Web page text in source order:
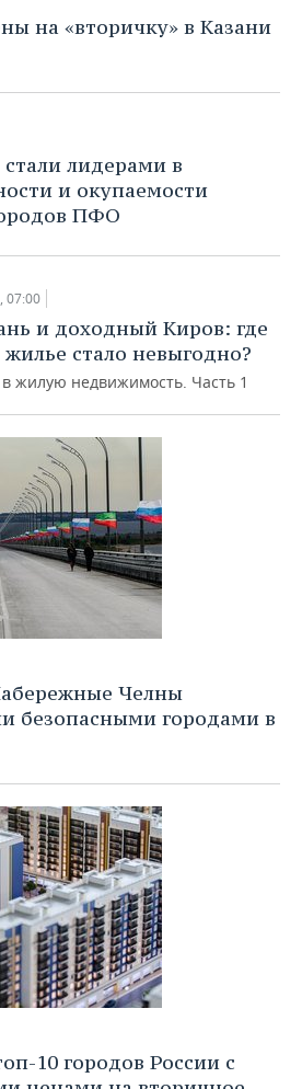
на «вторичку» в Казани
лидерами в
и окупаемости
ПФО
07:00
и доходный Киров: где
стало невыгодно?
жилую недвижимость. Часть 1
Челны
безопасными городами в
10 городов России с